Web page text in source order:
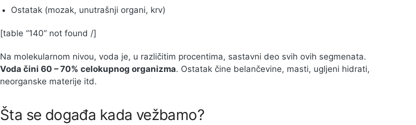
Ostatak (mozak, unutrašnji organi, krv)
[table “140” not found /]
Na molekularnom nivou, voda je, u različitim procentima, sastavni deo svih ovih segmenata.
Voda čini 60 – 70% celokupnog organizma. Ostatak čine belančevine, masti, ugljeni hidrati,
neorganske materije itd.
Šta se događa kada vežbamo?